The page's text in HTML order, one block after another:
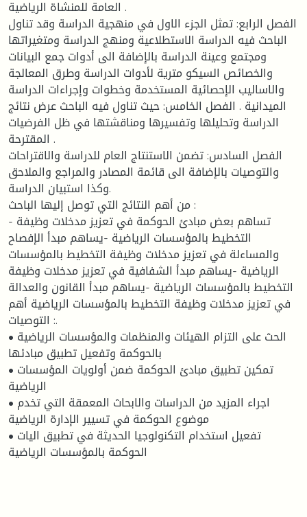
العامة للمنشاة الرياضية .
الفصل الرابع: تمثل الجزء الاول في منهجية الدراسة وقد تناول
الباحث فيه الدراسة الاستطلاعية ومنهج الدراسة ومتغيراتها
ومجتمع وعينة الدراسة بالإضافة الى أدوات جمع البيانات
والخصائص السيكو مترية لأدوات الدراسة وطرق المعالجة
والاساليب الإحصائية المستخدمة وخطوات وإجراءات الدراسة
الميدانية . الفصل الخامس: حيث تناول فيه الباحث عرض نتائج
الدراسة وتحليلها وتفسيرها ومناقشتها في ظل الفرضيات
المقترحة .
الفصل السادس: تضمن الاستنتاج العام للدراسة والاقتراحات
والتوصيات بالإضافة الى قائمة المصادر والمراجع والملاحق
وكذا استبيان الدراسة.
من أهم النتائج التي توصل إليها الباحث :
- تساهم بعض مبادئ الحوكمة في تعزيز مدخلات وظيفة
التخطيط بالمؤسسات الرياضية -يساهم مبدأ الإفصاح
والمساءلة في تعزيز مدخلات وظيفة التخطيط بالمؤسسات
الرياضية -يساهم مبدأ الشفافية في تعزيز مدخلات وظيفة
التخطيط بالمؤسسات الرياضية -يساهم مبدأ القانون والعدالة
في تعزيز مدخلات وظيفة التخطيط بالمؤسسات الرياضية أهم
التوصيات :.
• الحث على التزام الهيئات والمنظمات والمؤسسات الرياضية
بالحوكمة وتفعيل تطبيق مبادئها
• تمكين تطبيق مبادئ الحوكمة ضمن أولويات المؤسسات
الرياضية
• اجراء المزيد من الدراسات والابحاث المعمقة التي تخدم
موضوع الحوكمة في تسيير الإدارة الرياضية
• تفعيل استخدام التكنولوجيا الحديثة في تطبيق اليات
الحوكمة بالمؤسسات الرياضية